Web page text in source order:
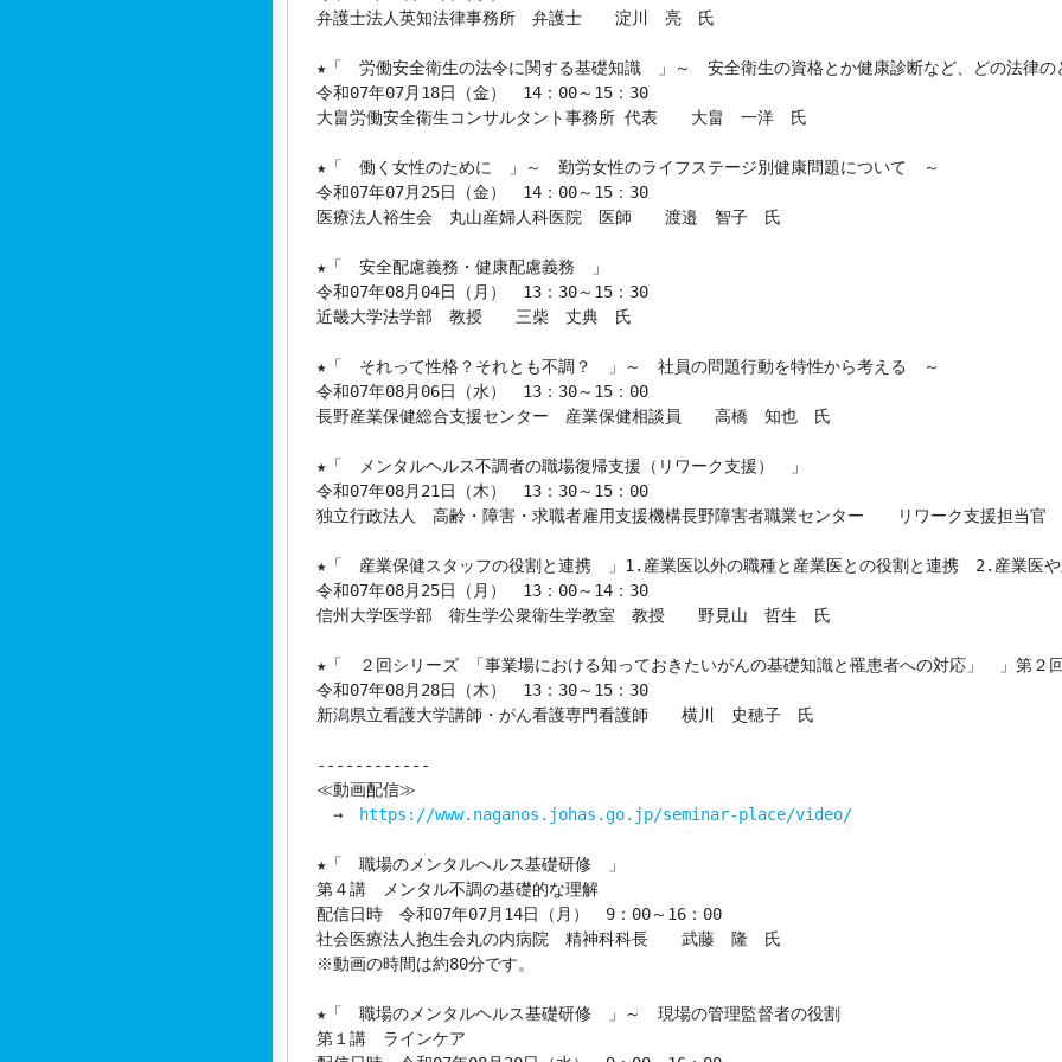
弁護士法人英知法律事務所　弁護士　　淀川　亮　氏
★「　労働安全衛生の法令に関する基礎知識　」～　安全衛生の資格とか健康診断など、どの法律の
令和07年07月18日（金）　14：00～15：30
大畠労働安全衛生コンサルタント事務所 代表　　大畠　一洋　氏
★「　働く女性のために　」～　勤労女性のライフステージ別健康問題について　～
令和07年07月25日（金）　14：00～15：30
医療法人裕生会　丸山産婦人科医院　医師　　渡邉　智子　氏
★「　安全配慮義務・健康配慮義務　」
令和07年08月04日（月）　13：30～15：30
近畿大学法学部　教授　　三柴　丈典　氏
★「　それって性格？それとも不調？　」～　社員の問題行動を特性から考える　～
令和07年08月06日（水）　13：30～15：00
長野産業保健総合支援センター　産業保健相談員　　高橋　知也　氏
★「　メンタルヘルス不調者の職場復帰支援（リワーク支援）　」
令和07年08月21日（木）　13：30～15：00
独立行政法人　高齢・障害・求職者雇用支援機構長野障害者職業センター　　リワーク支援担当官
★「　産業保健スタッフの役割と連携　」1.産業医以外の職種と産業医との役割と連携　2.産業医や
令和07年08月25日（月）　13：00～14：30
信州大学医学部　衛生学公衆衛生学教室　教授　　野見山　哲生　氏
★「　２回シリーズ 「事業場における知っておきたいがんの基礎知識と罹患者への対応」　」第２
令和07年08月28日（木）　13：30～15：30
新潟県立看護大学講師・がん看護専門看護師　　横川　史穂子　氏
------------
≪動画配信≫
→
https://www.naganos.johas.go.jp/seminar-place/video/
★「　職場のメンタルヘルス基礎研修　」
第４講　メンタル不調の基礎的な理解
配信日時　令和07年07月14日（月）　9：00～16：00
社会医療法人抱生会丸の内病院　精神科科長　　武藤　隆　氏
※動画の時間は約80分です。
★「　職場のメンタルヘルス基礎研修　」～　現場の管理監督者の役割
第１講　ラインケア